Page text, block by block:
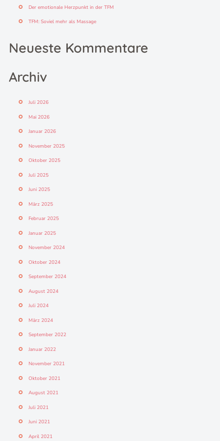
Der emotionale Herzpunkt in der TFM
TFM: Soviel mehr als Massage
Neueste Kommentare
Archiv
Juli 2026
Mai 2026
Januar 2026
November 2025
Oktober 2025
Juli 2025
Juni 2025
März 2025
Februar 2025
Januar 2025
November 2024
Oktober 2024
September 2024
August 2024
Juli 2024
März 2024
September 2022
Januar 2022
November 2021
Oktober 2021
August 2021
Juli 2021
Juni 2021
April 2021